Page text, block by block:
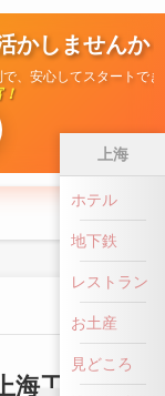
工商外国
上海
ホテル
地下鉄
レストラン
お土産
見どころ